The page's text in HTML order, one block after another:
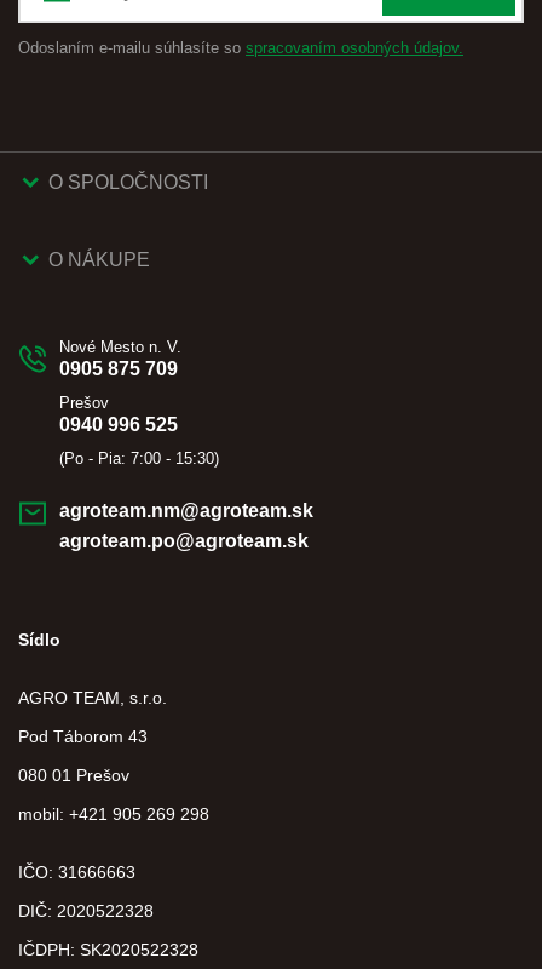
Odoslaním e-mailu súhlasíte so spracovaním osobných údajov.
O SPOLOČNOSTI
O NÁKUPE
Nové Mesto n. V.
0905 875 709
Prešov
0940 996 525
(Po - Pia: 7:00 - 15:30)
agroteam.nm@agroteam.sk
agroteam.po@agroteam.sk
Sídlo
AGRO TEAM, s.r.o.
Pod Táborom 43
080 01 Prešov
mobil: +421 905 269 298
IČO: 31666663
DIČ: 2020522328
IČDPH: SK2020522328